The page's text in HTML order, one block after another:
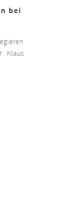
bei
Klaus